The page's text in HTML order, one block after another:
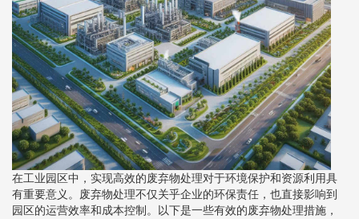
在工业园区中，实现高效的废弃物处理对于环境保护和资源利用具
有重要意义。废弃物处理不仅关乎企业的环保责任，也直接影响到
园区的运营效率和成本控制。以下是一些有效的废弃物处理措施，